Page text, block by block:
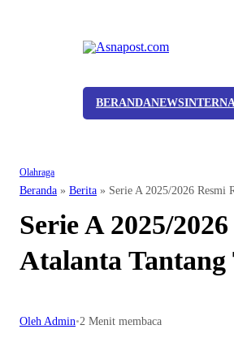
BERANDANEWS
Olahraga
Beranda » Berita » Serie A 2025/2026 Resmi
Serie A 2025/
Atalanta
Oleh Admin•2 Menit membaca